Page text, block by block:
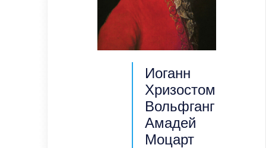
Иоганн
Хризостом
Вольфганг
Амадей
Моцарт